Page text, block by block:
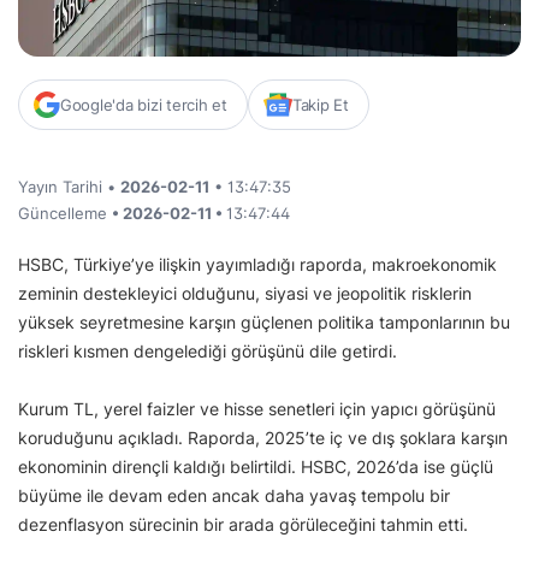
Google'da bizi tercih et Takip Et
Yayın Tarihi • 2026-02-11 • 13:47:35
Güncelleme • 2026-02-11 • 13:47:44
HSBC, Türkiye’ye ilişkin yayımladığı raporda, makroekonomik
zeminin destekleyici olduğunu, siyasi ve jeopolitik risklerin
yüksek seyretmesine karşın güçlenen politika tamponlarının bu
riskleri kısmen dengelediği görüşünü dile getirdi.
Kurum TL, yerel faizler ve hisse senetleri için yapıcı görüşünü
koruduğunu açıkladı. Raporda, 2025’te iç ve dış şoklara karşın
ekonominin dirençli kaldığı belirtildi. HSBC, 2026’da ise güçlü
büyüme ile devam eden ancak daha yavaş tempolu bir
dezenflasyon sürecinin bir arada görüleceğini tahmin etti.